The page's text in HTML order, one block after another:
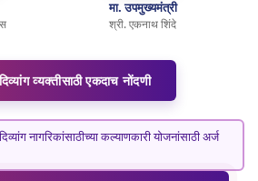
मा. उपमुख्यमंत्री
श्री. एकनाथ शिंदे
व्यक्तीसाठी एकदाच नोंदणी
नागरिकांसाठीच्या कल्याणकारी योजनांसाठी अर्ज